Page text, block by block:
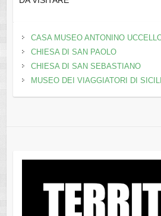
CASA MUSEO ANTONINO
CHIESA DI SAN PAOLO
CHIESA DI SAN SEBASTIANO
MUSEO DEI VIAGGIATORI DI